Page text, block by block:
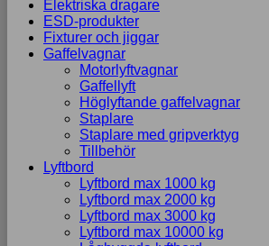
Elektriska dragare
ESD-produkter
Fixturer och jiggar
Gaffelvagnar
Motorlyftvagnar
Gaffellyft
Höglyftande gaffelvagnar
Staplare
Staplare med gripverktyg
Tillbehör
Lyftbord
Lyftbord max 1000 kg
Lyftbord max 2000 kg
Lyftbord max 3000 kg
Lyftbord max 10000 kg